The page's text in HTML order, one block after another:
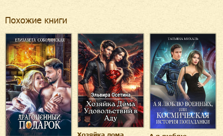
Похожие книги
Хозяйка дома